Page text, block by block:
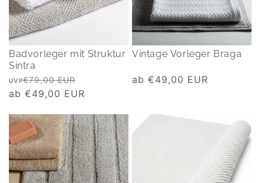
Badvorleger mit Struktur
Sintra
Normaler
Preis
UVP€79,00 EUR
Verkaufspreis
ab €49,00 EUR
Vintage Vorleger Braga
Normaler
ab €49,00 EUR